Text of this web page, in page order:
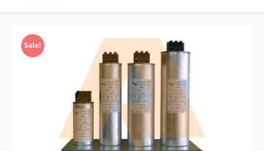
Sale!